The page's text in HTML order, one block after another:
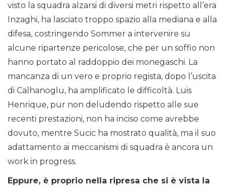
visto la squadra alzarsi di diversi metri rispetto all’era
Inzaghi, ha lasciato troppo spazio alla mediana e alla
difesa, costringendo Sommer a intervenire su
alcune ripartenze pericolose, che per un soffio non
hanno portato al raddoppio dei monegaschi. La
mancanza di un vero e proprio regista, dopo l’uscita
di Calhanoglu, ha amplificato le difficoltà. Luis
Henrique, pur non deludendo rispetto alle sue
recenti prestazioni, non ha inciso come avrebbe
dovuto, mentre Sucic ha mostrato qualità, ma il suo
adattamento ai meccanismi di squadra è ancora un
work in progress.
Eppure, è proprio nella ripresa che si è vista la